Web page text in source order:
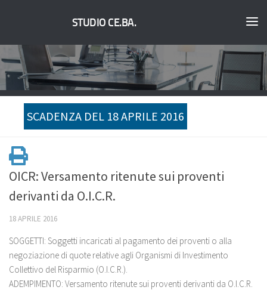
STUDIO CE.BA.
SCADENZA DEL 18 APRILE 2016
OICR: Versamento ritenute sui proventi
derivanti da O.I.C.R.
18 APRILE 2016
SOGGETTI: Soggetti incaricati al pagamento dei proventi o alla
negoziazione di quote relative agli Organismi di Investimento
Collettivo del Risparmio (O.I.C.R.).
ADEMPIMENTO: Versamento ritenute sui proventi derivanti da O.I.C.R.